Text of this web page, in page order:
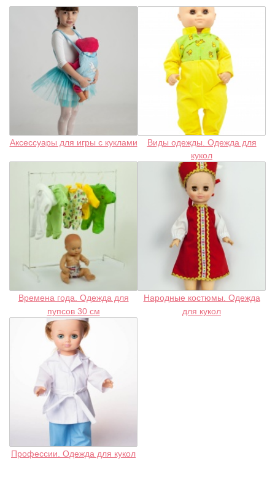
Аксессуары для игры с куклами
Виды одежды. Одежда для
кукол
Времена года. Одежда для
пупсов 30 см
Народные костюмы. Одежда
для кукол
Профессии. Одежда для кукол